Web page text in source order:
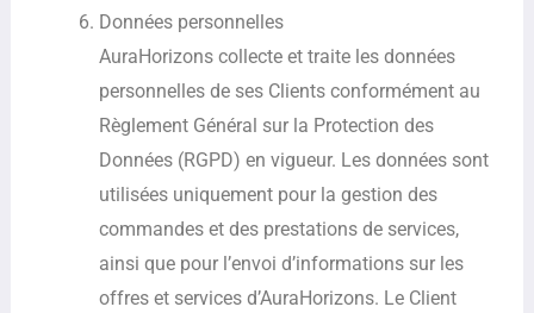
Données personnelles
AuraHorizons collecte et traite les données
personnelles de ses Clients conformément au
Règlement Général sur la Protection des
Données (RGPD) en vigueur. Les données sont
utilisées uniquement pour la gestion des
commandes et des prestations de services,
ainsi que pour l’envoi d’informations sur les
offres et services d’AuraHorizons. Le Client